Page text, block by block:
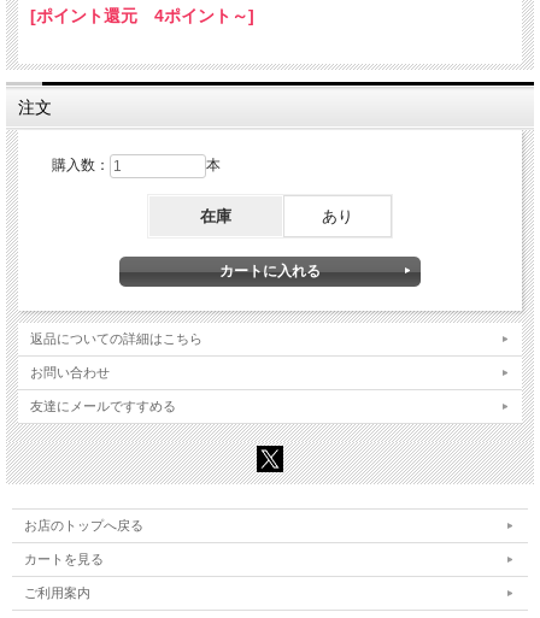
[ポイント還元 4ポイント～]
注文
購入数： 本
在庫 あり
返品についての詳細はこちら
お問い合わせ
友達にメールですすめる
お店のトップへ戻る
カートを見る
ご利用案内